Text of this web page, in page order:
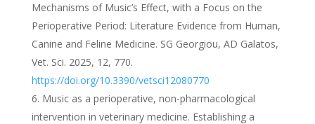
Mechanisms of Music’s Effect, with a Focus on the
Perioperative Period: Literature Evidence from Human,
Canine and Feline Medicine. SG Georgiou, AD Galatos,
Vet. Sci. 2025, 12, 770.
https://doi.org/10.3390/vetsci12080770
Music as a perioperative, non-pharmacological
intervention in veterinary medicine. Establishing a